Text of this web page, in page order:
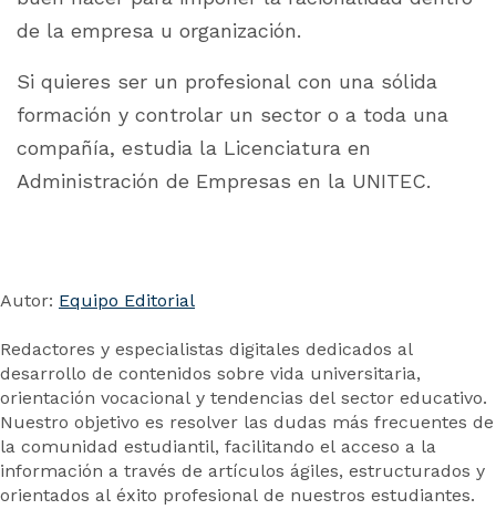
de la empresa u organización.
Si quieres ser un profesional con una sólida
formación y controlar un sector o a toda una
compañía, estudia la Licenciatura en
Administración de Empresas en la UNITEC.
Autor: Equipo Editorial
Redactores y especialistas digitales dedicados al
desarrollo de contenidos sobre vida universitaria,
orientación vocacional y tendencias del sector educativo.
Nuestro objetivo es resolver las dudas más frecuentes de
la comunidad estudiantil, facilitando el acceso a la
información a través de artículos ágiles, estructurados y
orientados al éxito profesional de nuestros estudiantes.